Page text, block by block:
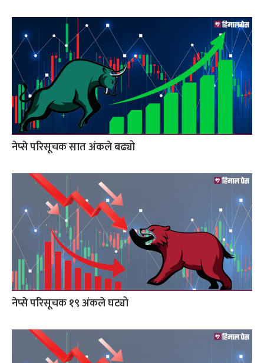
नेप्से परिसूचक सात अंकले बढ्यो
नेप्से परिसूचक १९ अंकले घट्यो